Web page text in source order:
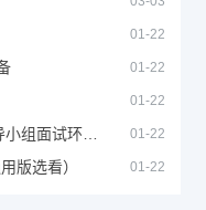
01-22
01-22
01-22
01-22
版选看） 01-22